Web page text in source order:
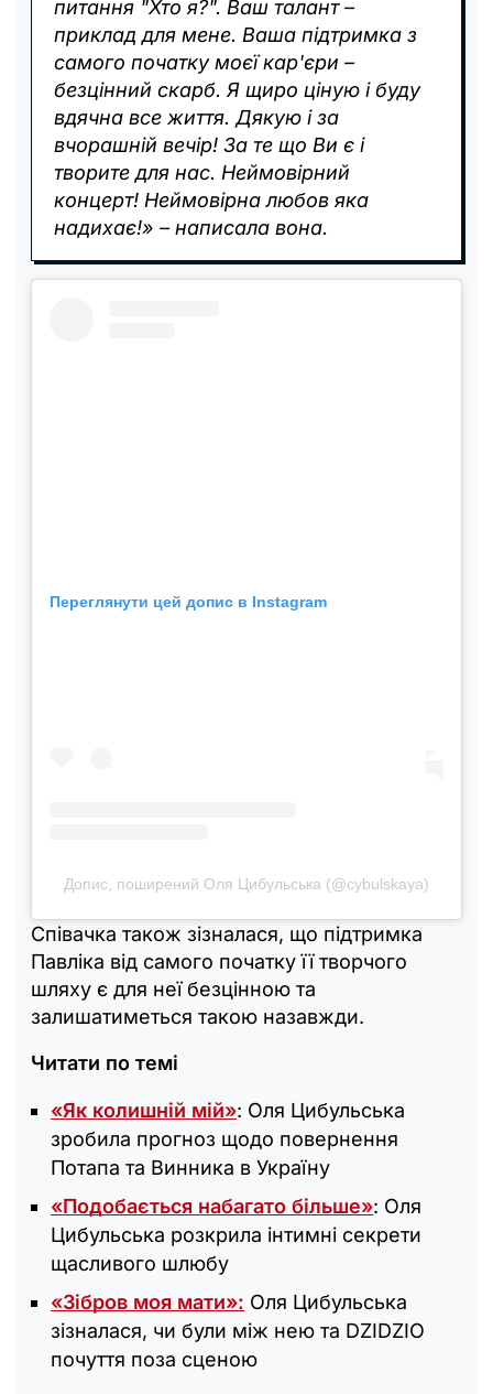
питання "Хто я?". Ваш талант –
приклад для мене. Ваша підтримка з
самого початку моєї кар'єри –
безцінний скарб. Я щиро ціную і буду
вдячна все життя. Дякую і за
вчорашній вечір! За те що Ви є і
творите для нас. Неймовірний
концерт! Неймовірна любов яка
надихає!» – написала вона.
Переглянути цей допис в Instagram
Допис, поширений Оля Цибульська (@cybulskaya)
Співачка також зізналася, що підтримка
Павліка від самого початку її творчого
шляху є для неї безцінною та
залишатиметься такою назавжди.
Читати по темі
«Як колишній мій»: Оля Цибульська
зробила прогноз щодо повернення
Потапа та Винника в Україну
«Подобається набагато більше»: Оля
Цибульська розкрила інтимні секрети
щасливого шлюбу
«Зібров моя мати»: Оля Цибульська
зізналася, чи були між нею та DZIDZIO
почуття поза сценою